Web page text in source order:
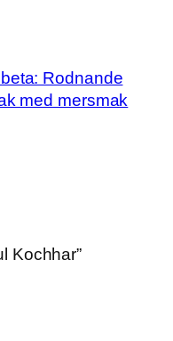
Rodnande
med mersmak
Kochhar”